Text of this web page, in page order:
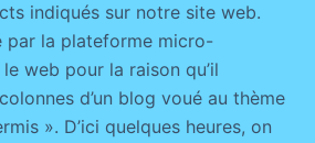
indiqués sur notre site web.
par la plateforme micro-
web pour la raison qu’il
d’un blog voué au thème
». D’ici quelques heures, on